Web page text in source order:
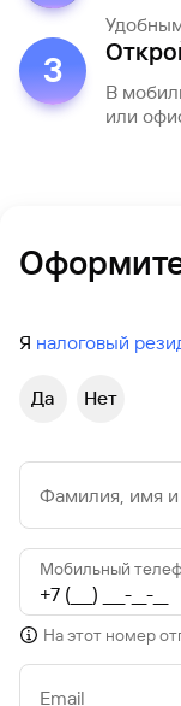
3
В
или
Я налоговый
Да Нет
Фамилия, имя и
Мобильный
На этот номер
Email